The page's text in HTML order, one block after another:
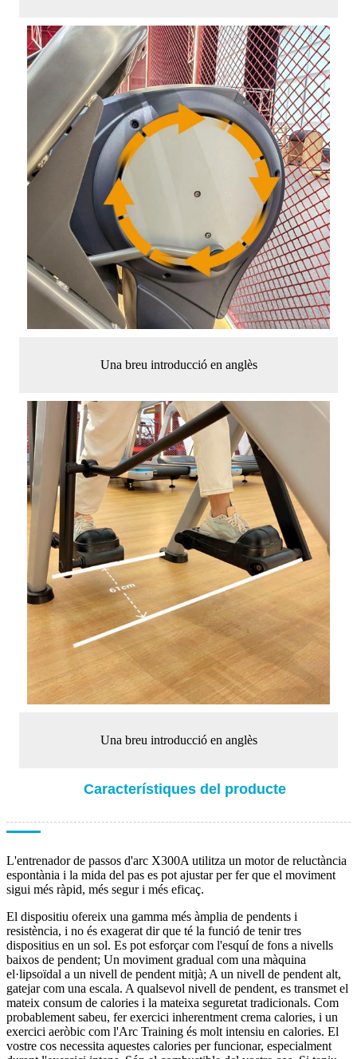
Una breu introducció en anglès
Una breu introducció en anglès
Característiques del producte
L'entrenador de passos d'arc X300A utilitza un motor de reluctància
espontània i la mida del pas es pot ajustar per fer que el moviment
sigui més ràpid, més segur i més eficaç.
El dispositiu ofereix una gamma més àmplia de pendents i
resistència, i no és exagerat dir que té la funció de tenir tres
dispositius en un sol. Es pot esforçar com l'esquí de fons a nivells
baixos de pendent; Un moviment gradual com una màquina
el·lipsoïdal a un nivell de pendent mitjà; A un nivell de pendent alt,
gatejar com una escala. A qualsevol nivell de pendent, es transmet el
mateix consum de calories i la mateixa seguretat tradicionals. Com
probablement sabeu, fer exercici inherentment crema calories, i un
exercici aeròbic com l'Arc Training és molt intensiu en calories. El
vostre cos necessita aquestes calories per funcionar, especialment